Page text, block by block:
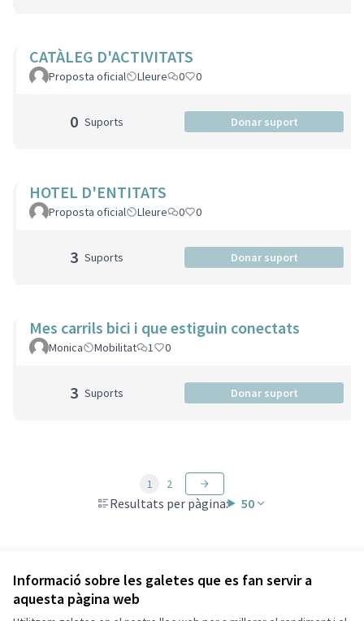
Informació sobre les galetes que es fan servir a
aquesta pàgina web
CATÀLEG D'ACTIVITATS
Proposta oficial Lleure 0 0
0 Suports Donar suport
HOTEL D'ENTITATS
Proposta oficial Lleure 0 0
3 Suports Donar suport
Mes carrils bici i que estiguin conectats
Monica Mobilitat 1 0
3 Suports Donar suport
Resultats per pàgina: 50
1 2
Veure totes les propostes retirades